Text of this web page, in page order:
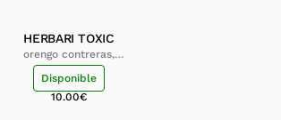
HERBARI TOXIC
orengo contreras,
antoni
Disponible
10.00€